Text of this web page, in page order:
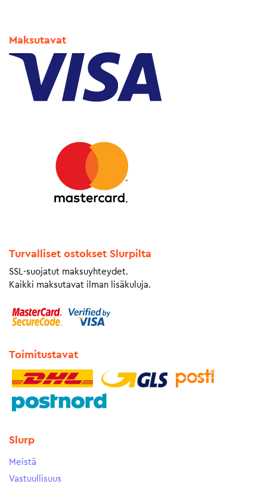
Maksutavat
Turvalliset ostokset Slurpilta
SSL-suojatut maksuyhteydet.
Kaikki maksutavat ilman lisäkuluja.
Toimitustavat
Slurp
Meistä
Vastuullisuus